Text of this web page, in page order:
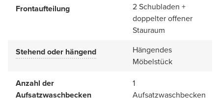
Frontaufteilung
2 Schubladen +
doppelter offener
Stauraum
Stehend oder hängend
Hängendes
Möbelstück
Anzahl der
Aufsatzwaschbecken
1
Aufsatzwaschbecken